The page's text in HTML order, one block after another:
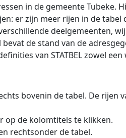
in de gemeente
er zijn meer rijen in de
deelgemeenten,
de stand van de
van STATBEL zowel
bovenin de tabel. De
op de kolomtitels te klikken.
rechtsonder de tabel.